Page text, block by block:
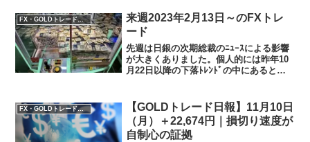
いないそれが今日の本質でした。2026年1
月5日の...
FX・GOLDトレード実践記
来週2023年2月13日～のFXトレ
ード
先週は日銀の次期総裁のﾆｭｰｽによる影響
が大きくありました。個人的には昨年10
月22日以降の下落ﾄﾚﾝﾄﾞの中にあると思
CPI時のチャート経済指標発表で大きく動
く...
FX・GOLDトレード実践記
【GOLDトレード日報】11月10日
（月）＋22,674円｜損切り速度が
自制心の証拠